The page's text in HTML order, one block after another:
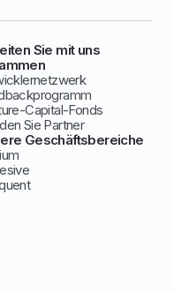
Sie mit uns
Capital-Fonds
Sie Partner
Geschäftsbereiche